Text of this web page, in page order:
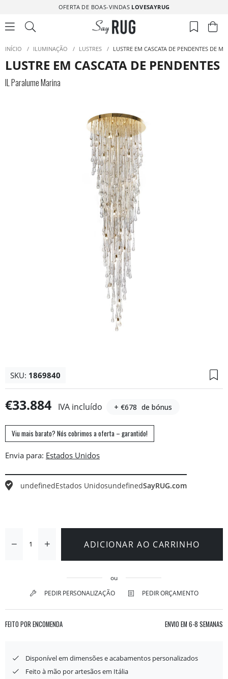
OFERTA DE BOAS-VINDAS LOVESAYRUG
INÍCIO / ILUMINAÇÃO / LUSTRES / LUSTRE EM CASCATA DE PENDENTES DE
LUSTRE EM CASCATA DE
IL Paralume Marina
SKU: 1869840
€33.884 IVA incluído + €678 de bónus
Viu mais barato? Nós cobrimos a oferta – garantido!
Envia para:
undefinedEstados UnidosundefinedSayRUG.com
ADICIONAR AO CARRINHO
ou
PEDIR PERSONALIZAÇÃO
PEDIR ORÇAMENTO
FEITO POR ENCOMENDA ENVIO EM 6-8 SEMANAS
Disponível em dimensões e acabamentos personalizados
Feito à mão por artesãos em Itália